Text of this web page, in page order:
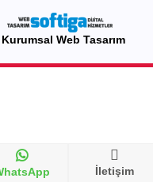
İletişim
Kurumsal Web Tasarım